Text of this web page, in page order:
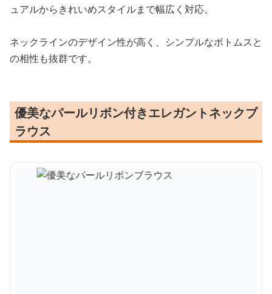
ュアルからきれいめスタイルまで幅広く対応。
ネックラインのデザイン性が高く、シンプルなボトムスと
の相性も抜群です。
優美なパールリボン付きエレガントネックブ
ラウス